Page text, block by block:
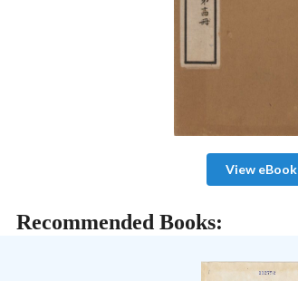
View eBook
Recommended Books: